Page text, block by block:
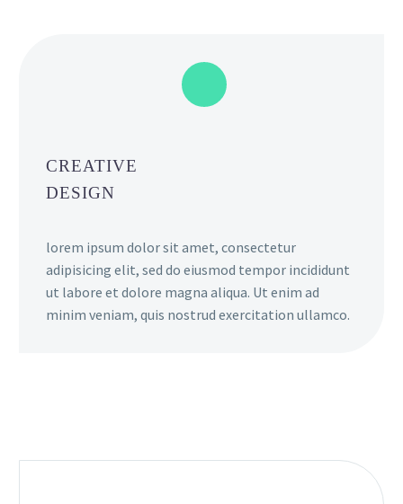
CREATIVE
DESIGN
lorem ipsum dolor sit amet, consectetur
adipisicing elit, sed do eiusmod tempor incididunt
ut labore et dolore magna aliqua. Ut enim ad
minim veniam, quis nostrud exercitation ullamco.